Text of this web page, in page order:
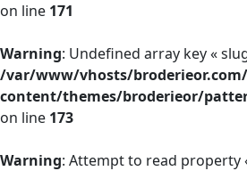
on line 171
Warning: Undefined array key «
/var/www/vhosts/
content/themes/broderieor/
on line 173
Warning: Attempt to read property